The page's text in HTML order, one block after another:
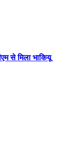
से मिला भाकियू